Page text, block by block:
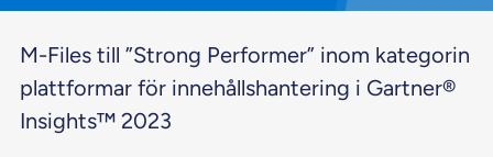
M-Files till ”Strong Performer” inom kategorin
plattformar för innehållshantering i Gartner®
Insights™ 2023